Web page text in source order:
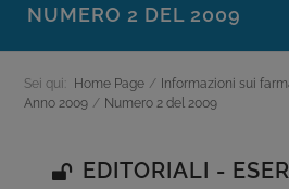
NUMERO 2 DEL 2009
Sei qui: Home Page / Informazioni sui
Anno 2009 / Numero 2 del 2009
EDITORIALI -